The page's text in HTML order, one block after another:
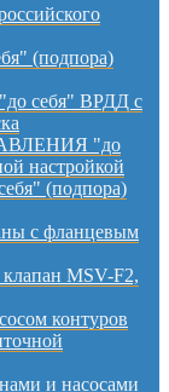
(подпора)
"до себя" ВРДД с
"до
настройкой
(подпора)
с фланцевым
MSV-F2,
контуров
и насосами